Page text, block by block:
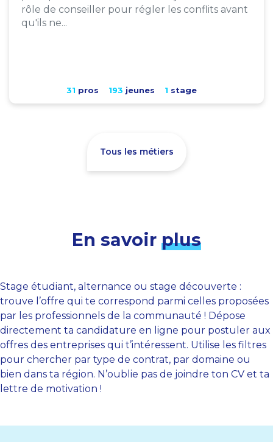
rôle de conseiller pour régler les conflits avant
qu'ils ne...
31 pros 193 jeunes 1 stage
Tous les métiers
En savoir plus
Stage étudiant, alternance ou stage découverte :
trouve l’offre qui te correspond parmi celles proposées
par les professionnels de la communauté ! Dépose
directement ta candidature en ligne pour postuler aux
offres des entreprises qui t’intéressent. Utilise les filtres
pour chercher par type de contrat, par domaine ou
bien dans ta région. N’oublie pas de joindre ton CV et ta
lettre de motivation !